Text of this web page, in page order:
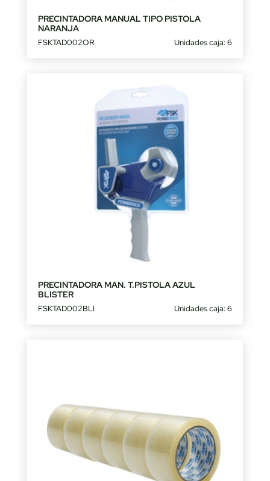
PRECINTADORA MANUAL TIPO PISTOLA
NARANJA
FSKTAD002OR Unidades caja: 6
PRECINTADORA MAN. T.PISTOLA AZUL
BLISTER
FSKTAD002BLI Unidades caja: 6